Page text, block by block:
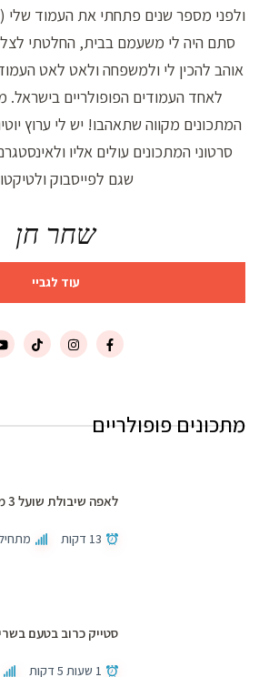
ולפני מספר שנים פתחתי את העמוד שלי
סתם היה לי משעמם בבית, החלטתי
אוהב להכין לי ולמשפחה ולאט לאט
לאחד העמודים הפופולריים
המתכונים מקווה שתאהבו! יש לי ערוץ
סרטוני המתכונים עולים אליו
שגם לפייסבוק
שחר חן
עוד לגביי
מתכונים פופולריים
לאפה שיבולת שועל 3 מצרכים
13 דקות
סטייק כרוב בטעם
1 שעות 5 דקות